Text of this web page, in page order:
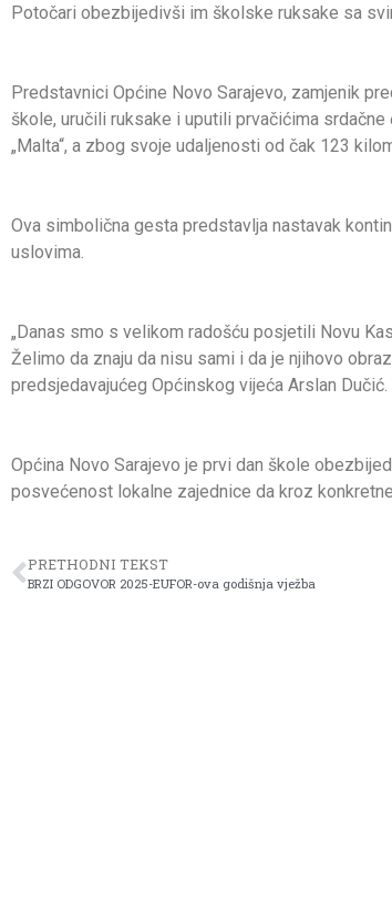
Potočari obezbijedivši im školske ruksake sa
Predstavnici Općine Novo Sarajevo, zamjenik
škole, uručili ruksake i uputili prvačićima
„Malta“, a zbog svoje udaljenosti od čak 123
Ova simbolična gesta predstavlja nastavak
uslovima.
„Danas smo s velikom radošću posjetili Novu
Želimo da znaju da nisu sami i da je njihovo
predsjedavajućeg Općinskog vijeća Arslan Dučić.
Općina Novo Sarajevo je prvi dan škole
posvećenost lokalne zajednice da kroz
PRETHODNI TEKST
BRZI ODGOVOR 2025-EUFOR-ova godišnja vježba